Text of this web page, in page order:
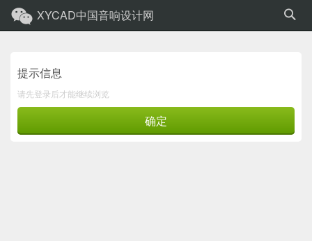
XYCAD中国音响设计网
提示信息
请先登录后才能继续浏览
确定